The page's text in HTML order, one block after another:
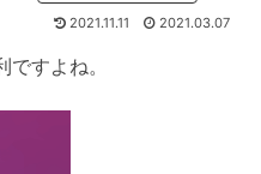
2021.11.11 2021.03.07
すよね。